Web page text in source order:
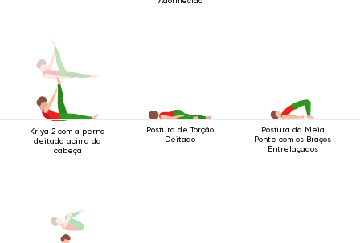
Kriya 2 com a perna
deitada acima da
cabeça
Postura de Torção
Deitado
Postura da Meia
Ponte com os Braços
Entrelaçados